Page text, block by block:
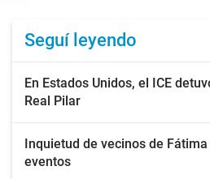
Seguí leyendo
En Estados Unidos, el ICE
Real Pilar
Inquietud de vecinos de
eventos